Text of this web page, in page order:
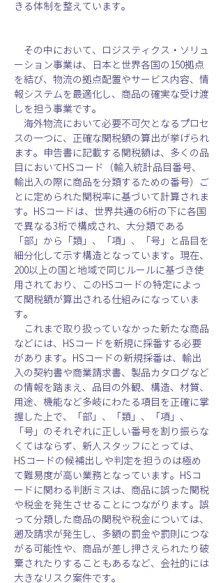
きる体制を整えています。
その中において、ロジスティクス・ソリュ
ーション事業は、日本と世界各国の150拠点
を結び、物流の拠点配置やサービス内容、情
報システムを最適化し、商品の確実な受け渡
しを担う事業です。
海外物流において必要不可欠となるプロセ
スの一つに、正確な関税額の算出が挙げられ
ます。申告書に記載する関税額は、多くの品
目においてHSコード（輸入統計品目番号、
輸出入の際に商品を分類するための番号）ご
とに定められた関税率に基づいて計算されま
す。HSコードは、世界共通の6桁の下に各国
で異なる3桁で構成され、大分類である
「部」から「類」、「項」、「号」と品目を
細分化して示す構造となっています。現在、
200以上の国と地域で同じルールに基づき使
用されており、このHSコードの特定によっ
て関税額が算出される仕組みになっていま
す。
これまで取り扱っていなかった新たな商品
などには、HSコードを新規に採番する必要
があります。HSコードの新規採番は、輸出
入の契約書や商業請求書、製品カタログなど
の情報を踏まえ、品目の外観、構造、材質、
用途、機能など多岐にわたる項目を正確に掌
握した上で、
「部」、「類」、「項」、
「号」のそれぞれに正しい番号を割り振らな
くてはならず、 新人スタッフにとっては、
HS コード の候補出しや判定を担うのは極め
て難易度が高い業務となっています。HS コ
ードに関わる判断ミスは、商品に誤った関税
や税金を発生させることにつながります。誤
って分類した商品の関税や税金については、
遡及請求が発生し、多額の罰金や罰則につな
がる可能性や、商品が差し押さえられたり破
棄されたりすることもあるなど、会社的には
大きなリスク案件です。